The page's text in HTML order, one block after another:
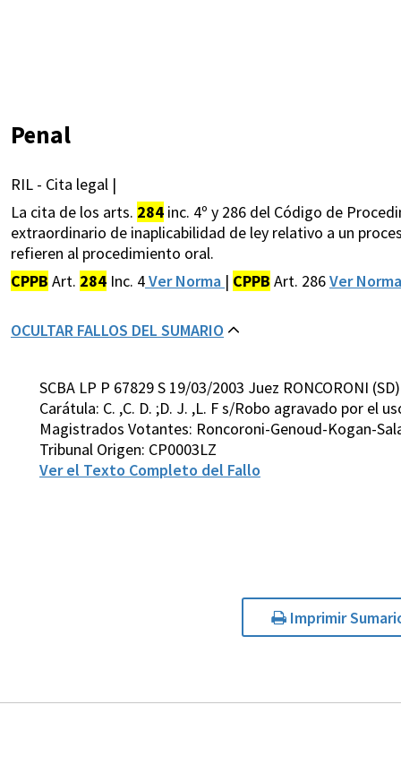
Penal
RIL - Cita legal |
La cita de los arts. 284 inc. 4º y 286 del Código de
extraordinario de inaplicabilidad de ley relativo a un
refieren al procedimiento oral.
CPPB Art. 284 Inc. 4Ver Norma | CPPB Art. 286Ver
OCULTAR FALLOS DEL SUMARIO
SCBA LP P 67829 S 19/03/2003 Juez RONCORONI (SD)
Carátula: C. ,C. D. ;D. J. ,L. F s/Robo agravado por el
Magistrados Votantes: Roncoroni-Genoud-Kogan-
Tribunal Origen: CP0003LZ
Ver el Texto Completo del Fallo
Imprimir